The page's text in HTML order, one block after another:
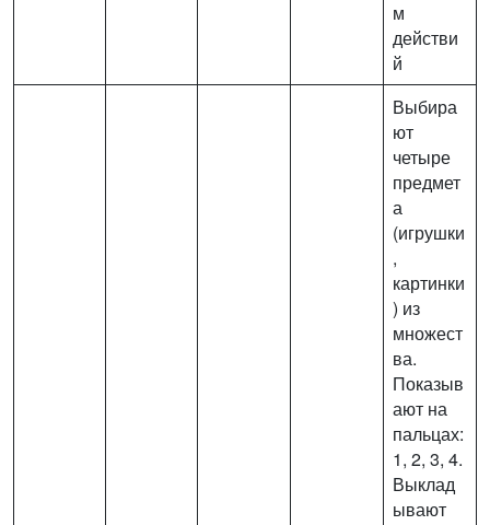
м
действи
й
Выбира
ют
четыре
предмет
а
(игрушки
,
картинки
) из
множест
ва.
Показыв
ают на
пальцах:
1, 2, 3, 4.
Выклад
ывают